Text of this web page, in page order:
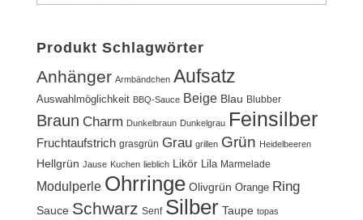
Produkt Schlagwörter
Anhänger Armbändchen Aufsatz
Auswahlmöglichkeit BBQ-Sauce Beige Blau Blubber
Braun Charm Dunkelbraun Dunkelgrau Feinsilber
Fruchtaufstrich grasgrün Grau grillen Grün Heidelbeeren
Hellgrün Jause Kuchen lieblich Likör Lila Marmelade
Modulperle Ohrringe Olivgrün Orange Ring
Sauce Schwarz Senf Silber Taupe topas